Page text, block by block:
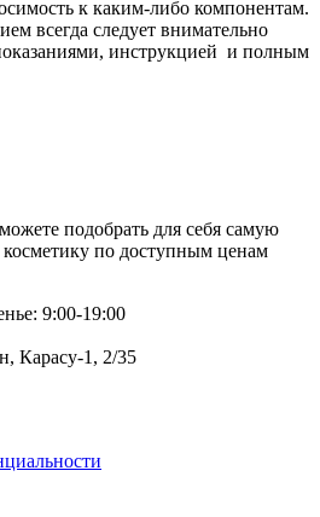
к каким-либо компонентам.
всегда следует внимательно
инструкцией и полным
подобрать для себя самую
по доступным ценам
9:00-19:00
Карасу-1, 2/35